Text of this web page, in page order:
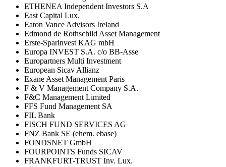
ETHENEA Independent Investors S.A
East Capital Lux.
Eaton Vance Advisors Ireland
Edmond de Rothschild Asset Management
Erste-Sparinvest KAG mbH
Europa INVEST S.A. c/o BB-Asse
Europartners Multi Investment
European Sicav Allianz
Exane Asset Management Paris
F & V Management Company S.A.
F&C Management Limited
FFS Fund Management SA
FIL Bank
FISCH FUND SERVICES AG
FNZ Bank SE (ehem. ebase)
FONDSNET GmbH
FOURPOINTS Funds SICAV
FRANKFURT-TRUST Inv. Lux.